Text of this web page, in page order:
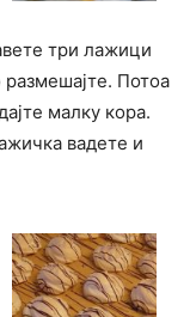
три лажици
Потоа
малку кора.
вадете и